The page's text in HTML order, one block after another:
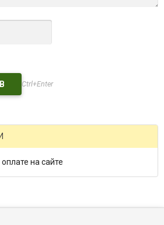
Ctrl+Enter
на сайте